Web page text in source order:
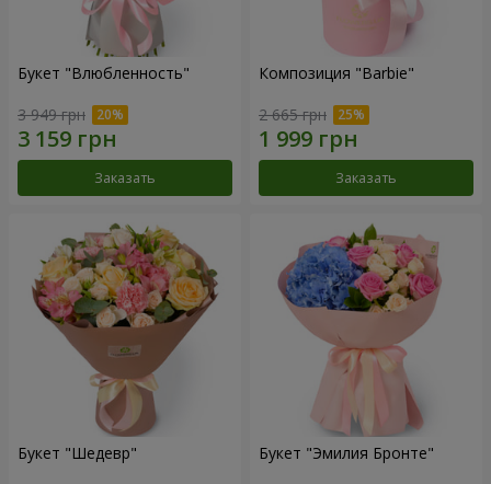
Букет "Влюбленность"
3 949 грн
Заказать
Композиция "Barbie"
2 665 грн
Заказать
Букет "Шедевр" Букет "Эмилия Бронте"